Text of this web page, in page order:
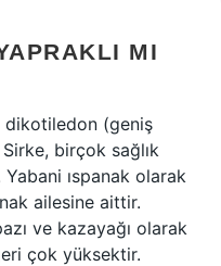
MI
dikotiledon (geniş
birçok sağlık
ıspanak olarak
ailesine aittir.
ve kazayağı olarak
çok yüksektir.